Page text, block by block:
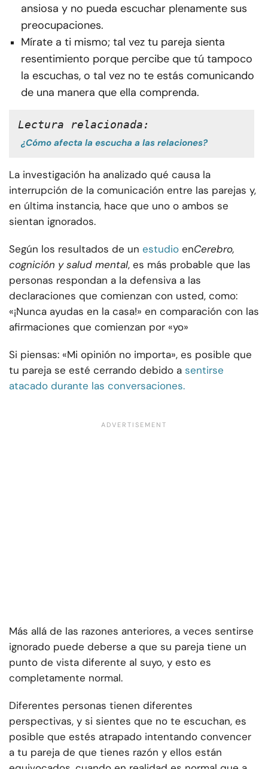
ansiosa y no pueda escuchar plenamente sus
preocupaciones.
Mírate a ti mismo; tal vez tu pareja sienta
resentimiento porque percibe que tú tampoco
la escuchas, o tal vez no te estás comunicando
de una manera que ella comprenda.
Lectura relacionada:
¿Cómo afecta la escucha a las relaciones?
La investigación ha analizado qué causa la
interrupción de la comunicación entre las parejas y,
en última instancia, hace que uno o ambos se
sientan ignorados.
Según los resultados de un estudio enCerebro,
cognición y salud mental, es más probable que las
personas respondan a la defensiva a las
declaraciones que comienzan con usted, como:
«¡Nunca ayudas en la casa!» en comparación con las
afirmaciones que comienzan por «yo»
Si piensas: «Mi opinión no importa», es posible que
tu pareja se esté cerrando debido a sentirse
atacado durante las conversaciones.
Más allá de las razones anteriores, a veces sentirse
ignorado puede deberse a que su pareja tiene un
punto de vista diferente al suyo, y esto es
completamente normal.
Diferentes personas tienen diferentes
perspectivas, y si sientes que no te escuchan, es
posible que estés atrapado intentando convencer
a tu pareja de que tienes razón y ellos están